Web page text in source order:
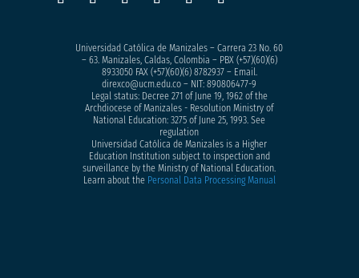
Universidad Católica de Manizales – Carrera 23 No. 60
– 63. Manizales, Caldas, Colombia – PBX (+57)(60)(6)
8933050FAX (+57)(60)(6) 8782937 – Email.
direxco@ucm.edu.co – NIT: 890806477-9
Legal status: Decree 271 of June 19, 1962 of the
Archdiocese of Manizales - Resolution Ministry of
National Education: 3275 of June 25, 1993. See
regulation
Universidad Católica de Manizales is a Higher
Education Institution subject to inspection and
surveillance by the Ministry of National Education.
Learn about the Personal Data Processing Manual